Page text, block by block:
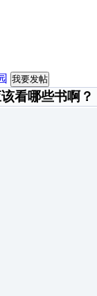
我要发帖
看哪些书啊？